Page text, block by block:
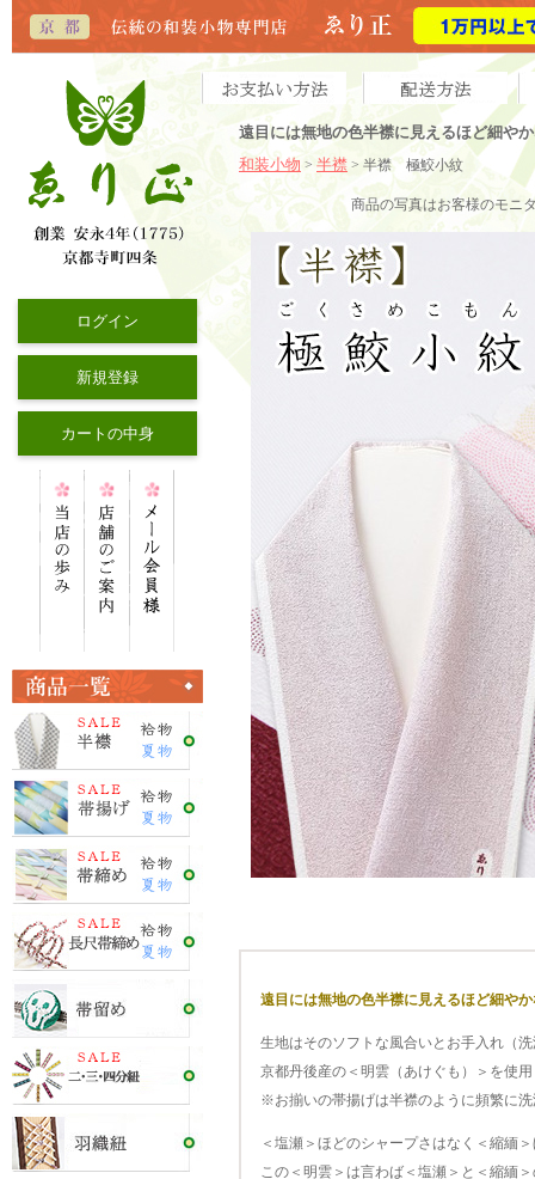
ログイン
新規登録
カートの中身
遠目には無地の色半襟に見えるほど細や
和装小物 > 半襟 > 半襟 極鮫小紋
商品の写真はお客様のモニ
遠目には無地の色半襟に見えるほど細や
生地はそのソフトな風合いとお手入れ（
京都丹後産の＜明雲（あけぐも）＞を使
※お揃いの帯揚げは半襟のように頻繁に
＜塩瀬＞ほどのシャープさはなく＜縮緬
この＜明雲＞は言わば＜塩瀬＞と＜縮緬